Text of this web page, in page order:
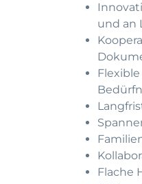
und an
Flache